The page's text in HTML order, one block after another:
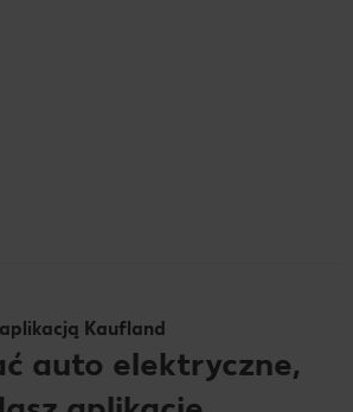
Kaufland
auto elektryczne,